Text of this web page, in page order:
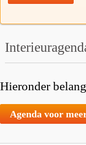
Hieronder
Agenda voor